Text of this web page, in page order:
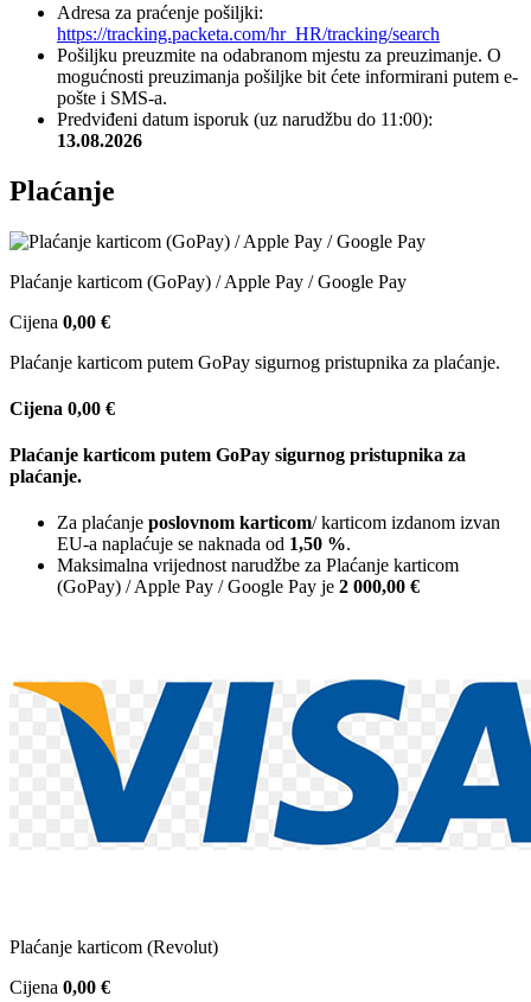
Adresa za praćenje pošiljki:
https://tracking.packeta.com/hr_HR/tracking/search
Pošiljku preuzmite na odabranom mjestu za preuzimanje. O
mogućnosti preuzimanja pošiljke bit ćete informirani putem e-
pošte i SMS-a.
Predviđeni datum isporuk (uz narudžbu do 11:00):
13.08.2026
Plaćanje
Plaćanje karticom (GoPay) / Apple Pay / Google Pay
Cijena 0,00 €
Plaćanje karticom putem GoPay sigurnog pristupnika za plaćanje.
Cijena 0,00 €
Plaćanje karticom putem GoPay sigurnog pristupnika za
plaćanje.
Za plaćanje poslovnom karticom/ karticom izdanom izvan
EU-a naplaćuje se naknada od 1,50 %.
Maksimalna vrijednost narudžbe za Plaćanje karticom
(GoPay) / Apple Pay / Google Pay je 2 000,00 €
Plaćanje karticom (Revolut)
Cijena 0,00 €